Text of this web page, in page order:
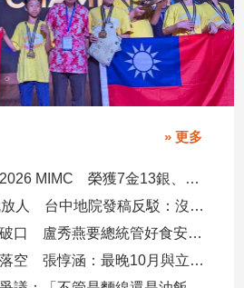
» 更多
臺灣數學小將揚名2026 MIMC​ 榮獲7金13銀、13銅1佳作
吳乃仁管收12天就放人 台中地院發稿反駁：沒有司法雙標
賴總統批台中食安破口 盧秀燕要總統管好食安 蔣萬安搬2014「食安即國安」打臉
軍警消加薪預算又落空 張惇涵：最晚10月與立法院溝通